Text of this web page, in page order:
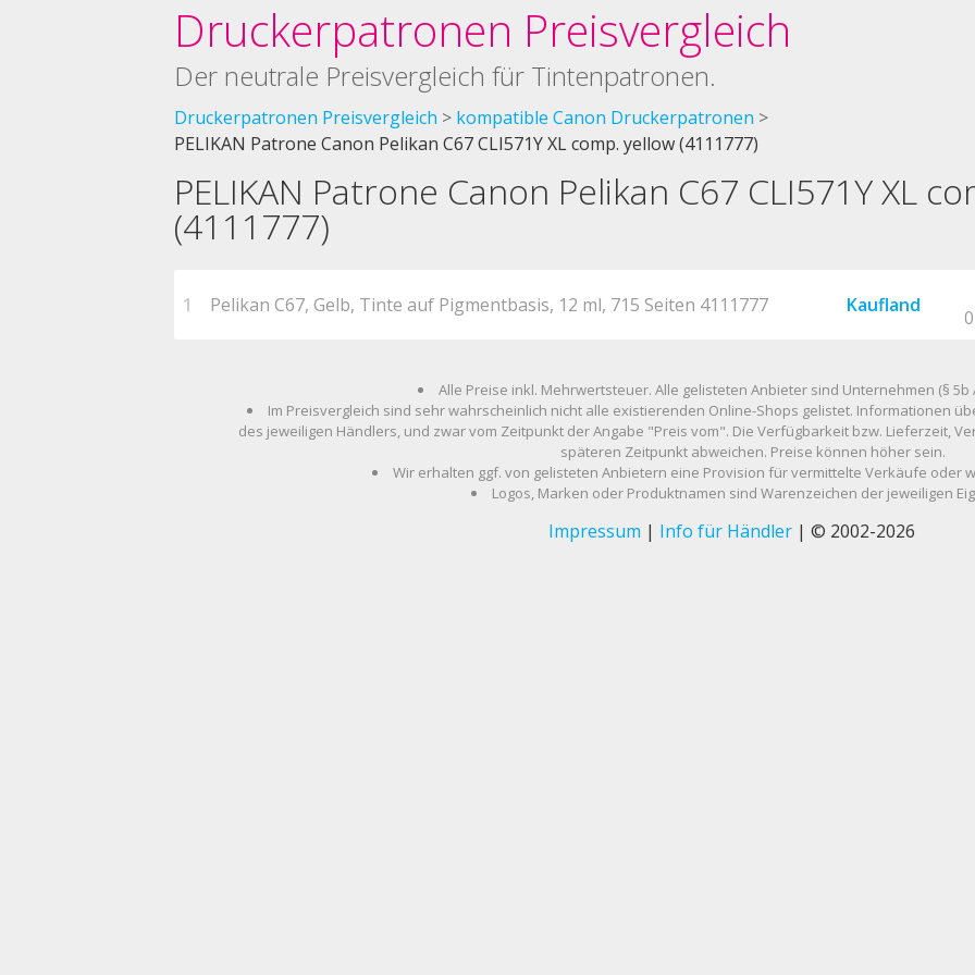
Druckerpatronen Preisvergleich
Der neutrale Preisvergleich für Tintenpatronen.
Druckerpatronen Preisvergleich
kompatible Canon Druckerpatronen
PELIKAN Patrone Canon Pelikan C67 CLI571Y XL comp. yellow (4111777)
PELIKAN Patrone Canon Pelikan C67 CLI571Y XL
(4111777)
1 Pelikan C67, Gelb, Tinte auf Pigmentbasis, 12 ml, 715 Seiten 4111777 Kaufland
Alle Preise inkl. Mehrwertsteuer. Alle gelisteten Anbieter sind Unternehmen (§ 5b
Im Preisvergleich sind sehr wahrscheinlich nicht alle existierenden Online-Shops gelistet. Informationen
des jeweiligen Händlers, und zwar vom Zeitpunkt der Angabe "Preis vom". Die Verfügbarkeit bzw. Lieferzeit,
späteren Zeitpunkt abweichen. Preise können höher sein.
Wir erhalten ggf. von gelisteten Anbietern eine Provision für vermittelte Verkäufe oder
Logos, Marken oder Produktnamen sind Warenzeichen der jeweiligen
Impressum | Info für Händler| © 2002-2026